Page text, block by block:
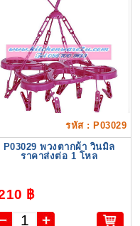
รหัส : P03029
P03029 พวงตากผ้า วินมิล
ราคาส่งต่อ 1 โหล
฿